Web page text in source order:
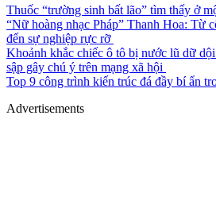
Thuốc “trường sinh bất lão” tìm thấy ở
“Nữ hoàng nhạc Pháp” Thanh Hoa: Từ
đến sự nghiệp rực rỡ
Khoảnh khắc chiếc ô tô bị nước lũ dữ
sập gây chú ý trên mạng xã hội
Top 9 công trình kiến trúc đá đầy bí ẩn
Advertisements